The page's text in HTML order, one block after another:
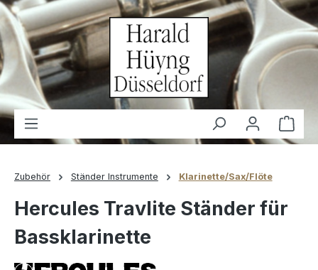
springen
Zubehör Ständer Instrumente Klarinette/Sax/Flöte
Hercules Travlite Ständer für
Bassklarinette